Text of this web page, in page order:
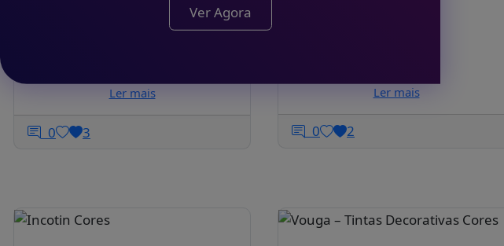
Ler mais
0 3
Ler mais
0 2
Ver Agora